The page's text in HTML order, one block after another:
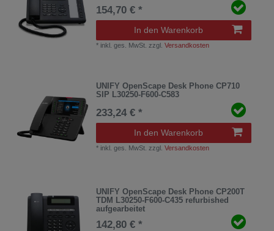
154,70 € *
In den Warenkorb
* inkl. ges. MwSt. zzgl.Versandkosten
UNIFY OpenScape Desk Phone CP710
SIP L30250-F600-C583
233,24 € *
In den Warenkorb
* inkl. ges. MwSt. zzgl.Versandkosten
UNIFY OpenScape Desk Phone CP200T
TDM L30250-F600-C435 refurbished
aufgearbeitet
142,80 € *